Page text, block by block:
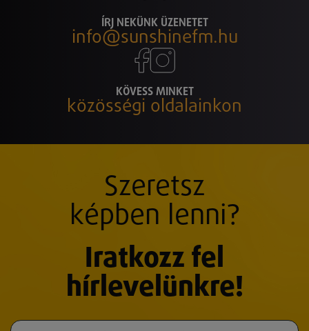
ÍRJ NEKÜNK ÜZENETET
info@sunshinefm.hu
KÖVESS MINKET
közösségi oldalainkon
Szeretsz
képben lenni?
Iratkozz fel
hírlevelünkre!